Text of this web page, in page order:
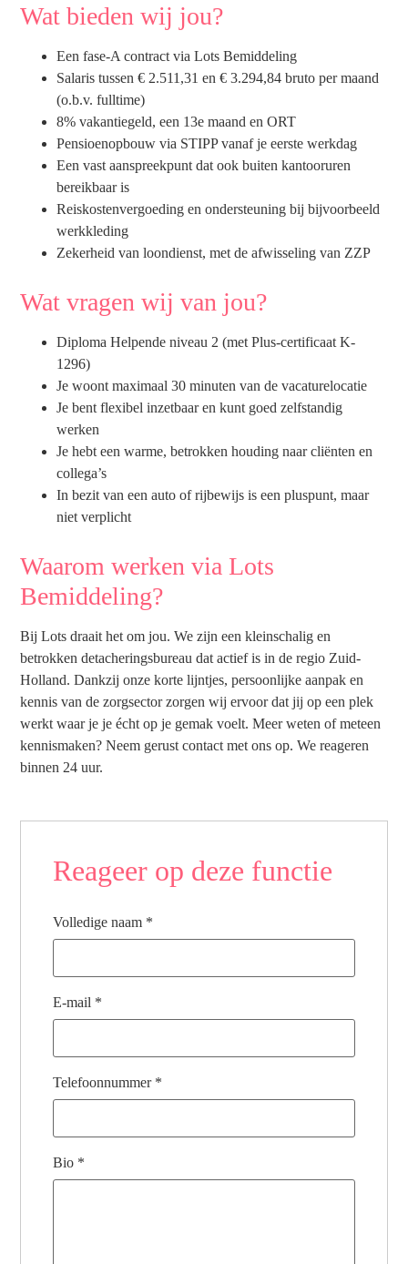
Wat bieden wij jou?
Een fase-A contract via Lots Bemiddeling
Salaris tussen € 2.511,31 en € 3.294,84 bruto per maand
(o.b.v. fulltime)
8% vakantiegeld, een 13e maand en ORT
Pensioenopbouw via STIPP vanaf je eerste werkdag
Een vast aanspreekpunt dat ook buiten kantooruren
bereikbaar is
Reiskostenvergoeding en ondersteuning bij bijvoorbeeld
werkkleding
Zekerheid van loondienst, met de afwisseling van ZZP
Wat vragen wij van jou?
Diploma Helpende niveau 2 (met Plus-certificaat K-
1296)
Je woont maximaal 30 minuten van de vacaturelocatie
Je bent flexibel inzetbaar en kunt goed zelfstandig
werken
Je hebt een warme, betrokken houding naar cliënten en
collega’s
In bezit van een auto of rijbewijs is een pluspunt, maar
niet verplicht
Waarom werken via Lots
Bemiddeling?
Bij Lots draait het om jou. We zijn een kleinschalig en
betrokken detacheringsbureau dat actief is in de regio Zuid-
Holland. Dankzij onze korte lijntjes, persoonlijke aanpak en
kennis van de zorgsector zorgen wij ervoor dat jij op een plek
werkt waar je je écht op je gemak voelt. Meer weten of meteen
kennismaken? Neem gerust contact met ons op. We reageren
binnen 24 uur.
Reageer op deze functie
Volledige naam *
E-mail *
Telefoonnummer *
Bio *